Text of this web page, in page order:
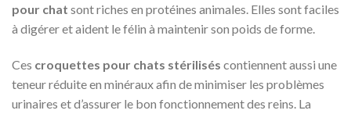
pour chat sont riches en protéines animales. Elles sont faciles
à digérer et aident le félin à maintenir son poids de forme.
Ces croquettes pour chats stérilisés contiennent aussi une
teneur réduite en minéraux afin de minimiser les problèmes
urinaires et d’assurer le bon fonctionnement des reins. La